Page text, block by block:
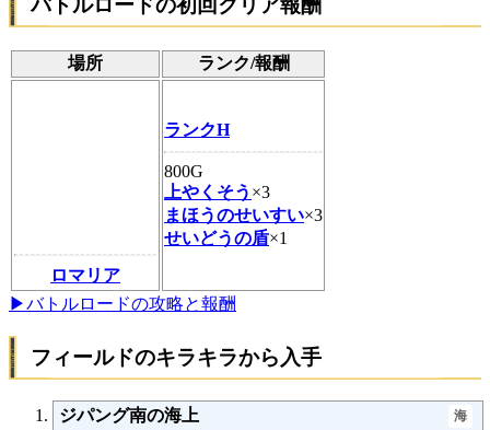
バトルロードの初回クリア報酬
場所 ランク/報酬
ロマリア
ランクH
800G
上やくそう ×3
まほうのせいすい×3
せいどうの盾×1
▶バトルロードの攻略と報酬
フィールドのキラキラから入手
ジパング南の海上 海